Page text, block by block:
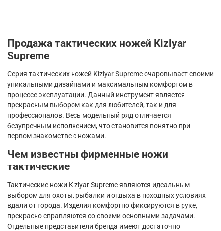
Продажа тактических ножей Kizlyar
Supreme
Серия тактических ножей KizlyarSupremeочаровывает своими
уникальными дизайнами и максимальным комфортом в
процессе эксплуатации. Данный инструмент является
прекрасным выбором как для любителей, так и для
профессионалов. Весь модельный ряд отличается
безупречным исполнением, что становится понятно при
первом знакомстве с ножами.
Чем известны фирменные ножи
тактические
Тактические ножи KizlyarSupremeявляются идеальным
выбором для охоты, рыбалки и отдыха в походных условиях
вдали от города. Изделия комфортно фиксируются в руке,
прекрасно справляются со своими основными задачами.
Отдельные представители бренда имеют достаточно